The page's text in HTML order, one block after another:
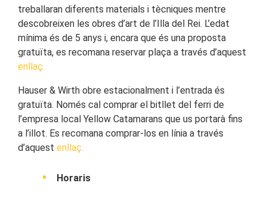
treballaran diferents materials i tècniques mentre
descobreixen les obres d’art de l’Illa del Rei. L’edat
mínima és de 5 anys i, encara que és una proposta
gratuïta, es recomana reservar plaça a través d’aquest
enllaç.
Hauser & Wirth obre estacionalment i l’entrada és
gratuïta. Només cal comprar el bitllet del ferri de
l’empresa local Yellow Catamarans que us portarà fins
a l’illot. Es recomana comprar-los en línia a través
d’aquest enllaç.
Horaris